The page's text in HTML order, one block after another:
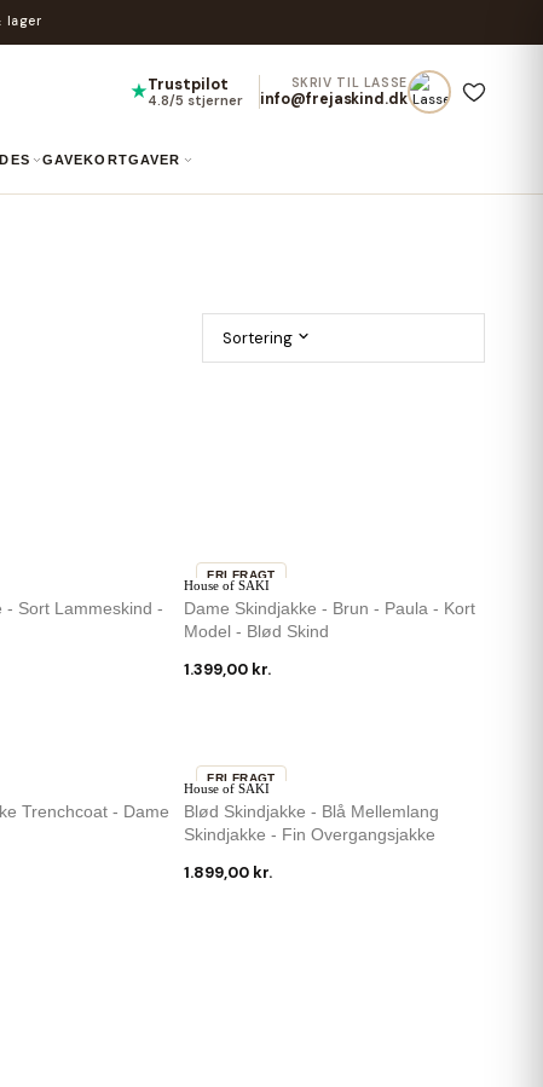
lager
★Trustpilot
4.8/5 stjerner
SKRIV TIL LASSE
info@frejaskind.dk
GAVEKORT GAVER
Sortering
- Sort Lammeskind -
House of SAKI
Dame Skindjakke - Brun - Paula - Kort
Model - Blød Skind
1.399,00 kr.
FRI FRAGT
Trenchcoat - Dame
House of SAKI
Blød Skindjakke - Blå Mellemlang
Skindjakke - Fin Overgangsjakke
1.899,00 kr.
FRI FRAGT